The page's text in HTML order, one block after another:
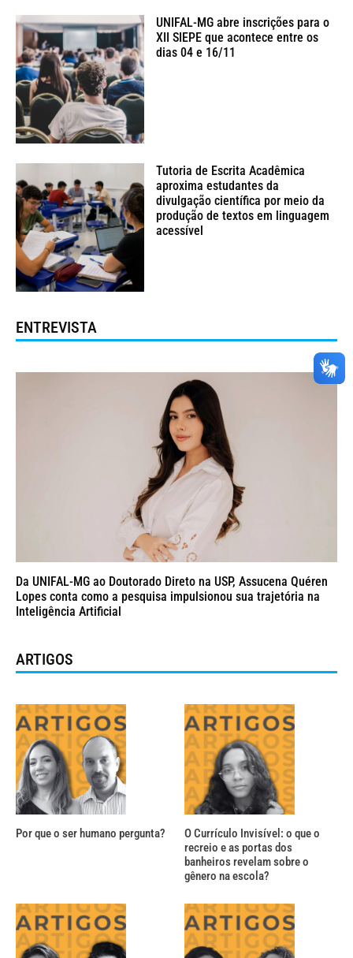
UNIFAL-MG abre inscrições para o
XII SIEPE que acontece entre os
dias 04 e 16/11
Tutoria de Escrita Acadêmica
aproxima estudantes da
divulgação científica por meio da
produção de textos em linguagem
acessível
ENTREVISTA
Da UNIFAL-MG ao Doutorado Direto na USP, Assucena Quéren
Lopes conta como a pesquisa impulsionou sua trajetória na
Inteligência Artificial
ARTIGOS
Por que o ser humano pergunta?
O Currículo Invisível: o que o
recreio e as portas dos
banheiros revelam sobre o
gênero na escola?